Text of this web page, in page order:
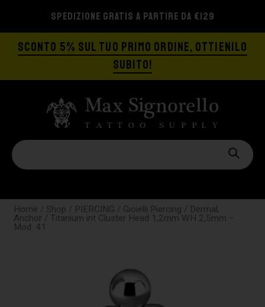
SPEDIZIONE GRATIS A PARTIRE DA €129
SCONTO 5% SUL TUO PRIMO ORDINE, OTTIENILO
SUBITO!
Home / Shop / PIERCING / Gioielli Piercing / Dermal,
Anchor / Titanium int Cluster Head 1,2mm WH 2,5mm –
Mod. 41